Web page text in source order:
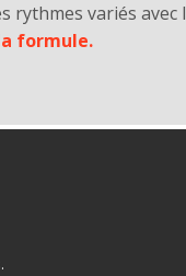
rythmes variés avec
formule.